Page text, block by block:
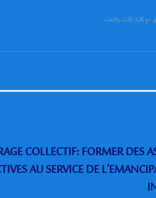
COLLECTIF: FORMER DES
AU SERVICE DE